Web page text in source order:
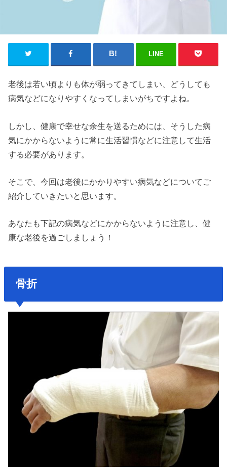
LINE
老後は若い頃よりも体が弱ってきてしまい、どうしても
病気などになりやすくなってしまいがちですよね。
しかし、健康で幸せな余生を送るためには、そうした病
気にかからないように常に生活習慣などに注意して生活
する必要があります。
そこで、今回は老後にかかりやすい病気などについてご
紹介していきたいと思います。
あなたも下記の病気などにかからないように注意し、健
康な老後を過ごしましょう！
骨折